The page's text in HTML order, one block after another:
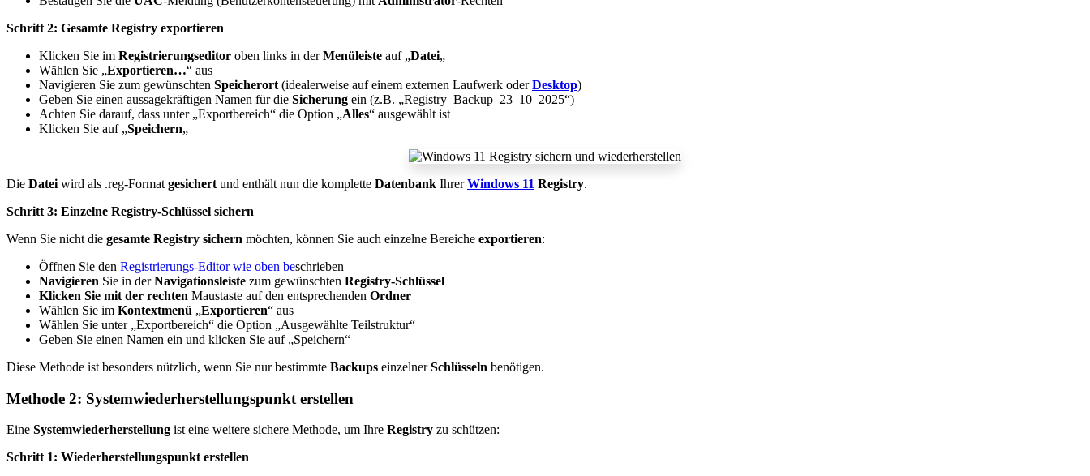
Schritt 2: Gesamte Registry exportieren
Klicken Sie im Registrierungseditor oben links in derMenüleiste auf „Datei„
Wählen Sie „Exportieren…“ aus
Navigieren Sie zum gewünschten Speicherort (idealerweise auf einem externen Laufwerk oderDesktop)
Geben Sie einen aussagekräftigen Namen für die Sicherung ein (z.B. „Registry_Backup_23_10_2025“)
Achten Sie darauf, dass unter „Exportbereich“ die Option „Alles“ ausgewählt ist
Klicken Sie auf „Speichern„
Die Datei wird als .reg-Format gesichert und enthält nun die komplette Datenbank IhrerWindows 11 Registry.
Schritt 3: Einzelne Registry-Schlüssel sichern
Wenn Sie nicht die gesamte Registry sichern möchten, können Sie auch einzelne Bereiche exportieren:
Öffnen Sie den Registrierungs-Editor wie oben beschrieben
Navigieren Sie in derNavigationsleiste zum gewünschten Registry-Schlüssel
Klicken Sie mit der rechten Maustaste auf den entsprechenden Ordner
Wählen Sie im Kontextmenü „Exportieren“ aus
Wählen Sie unter „Exportbereich“ die Option „Ausgewählte Teilstruktur“
Geben Sie einen Namen ein und klicken Sie auf „Speichern“
Diese Methode ist besonders nützlich, wenn Sie nur bestimmte Backups einzelnerSchlüsseln benötigen.
Methode 2: Systemwiederherstellungspunkt erstellen
Eine Systemwiederherstellung ist eine weitere sichere Methode, um Ihre Registry zu schützen:
Schritt 1: Wiederherstellungspunkt erstellen